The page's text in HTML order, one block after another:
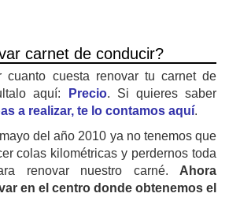
carnet de conducir?
cuanto cuesta renovar tu carnet de
aquí:
Precio. Si quieres saber
a realizar, te lo contamos aquí.
del año 2010 ya no tenemos que
colas kilométricas y perdernos toda
renovar nuestro carné. Ahora
en el centro donde obtenemos el